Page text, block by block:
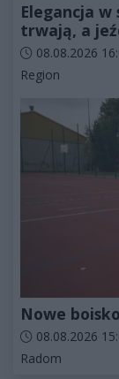
Elegancja w
trwają, a
Data dodania
08.08.2026
Kategorie artykułu:
Region
Nowe
Data dodania
08.08.2026
Kategorie artykułu:
Radom